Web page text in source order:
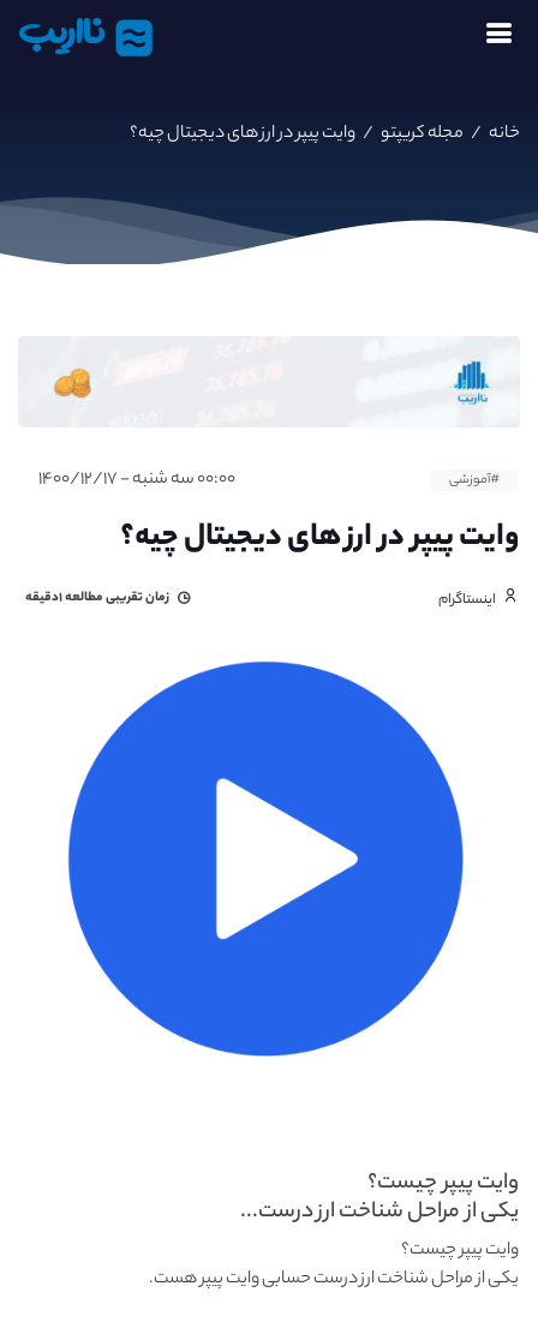
نااریب
خانه / مجله کریپتو / وایت پیپر در ارز های دیجیتال چیه؟
#آموزشی ۰۰:۰۰ سه شنبه - ۱۴۰۰/۱۲/۱۷
وایت پیپر در ارز های دیجیتال چیه؟
اینستاگرام زمان تقریبی مطالعه۱دقیقه
وایت پیپر چیست؟
یکی از مراحل شناخت ارز درست...
وایت پیپر چیست؟
یکی از مراحل شناخت ارز درست حسابی وایت پیپر هست.